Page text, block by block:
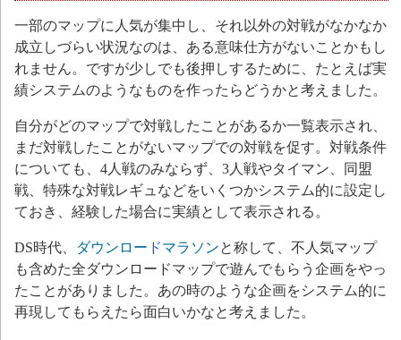
一部のマップに人気が集中し、それ以外の対戦がなかなか
成立しづらい状況なのは、ある意味仕方がないことかもし
れません。ですが少しでも後押しするために、たとえば実
績システムのようなものを作ったらどうかと考えました。
自分がどのマップで対戦したことがあるか一覧表示され、
まだ対戦したことがないマップでの対戦を促す。対戦条件
についても、4人戦のみならず、3人戦やタイマン、同盟
戦、特殊な対戦レギュなどをいくつかシステム的に設定し
ておき、経験した場合に実績として表示される。
DS時代、 ダウンロードマラソンと称して、不人気マップ
も含めた全ダウンロードマップで遊んでもらう企画をやっ
たことがありました。あの時のような企画をシステム的に
再現してもらえたら面白いかなと考えました。